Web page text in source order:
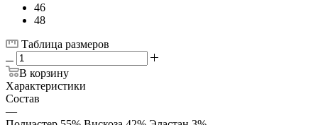
46
48
Таблица размеров
В корзину
Характеристики
Состав
—